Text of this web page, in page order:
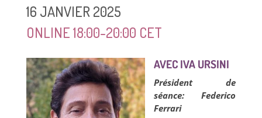
16 JANVIER 2025
ONLINE 18:00-20:00 CET
AVEC IVA URSINI
Président de
séance: Federico
Ferrari